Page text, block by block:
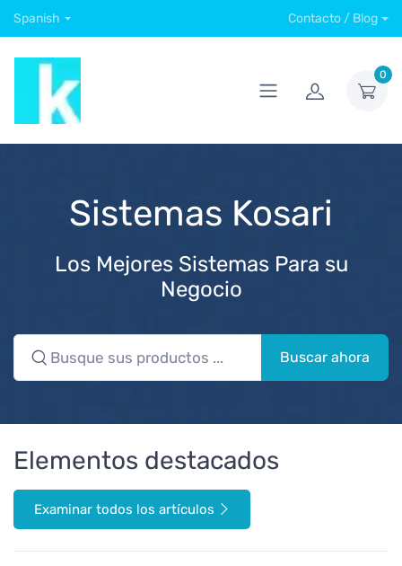
Spanish Contacto / Blog
0
Sistemas Kosari
Los Mejores Sistemas Para su
Negocio
Buscar ahora
Elementos destacados
Examinar todos los artículos